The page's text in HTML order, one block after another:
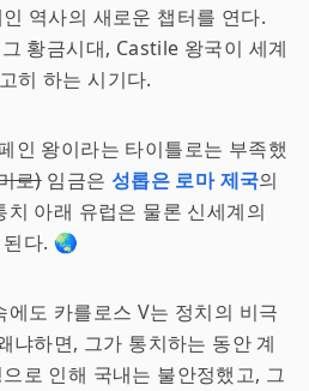
역사의 새로운 챕터를 연다.
황금시대, Castile 왕국이 세계
히 하는 시기다.
인 왕이라는 타이틀로는 부족했
로)임금은 성롭은 로마 제국의
아래 유럽은 물론 신세계의
된다. 🌏
도 카를로스 V는 정치의 비극
냐하면, 그가 통치하는 동안 계
로 인해 국내는 불안정했고, 그